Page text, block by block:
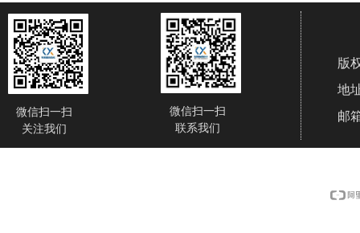
版
地
邮
微信扫一扫
关注我们
微信扫一扫
联系我们